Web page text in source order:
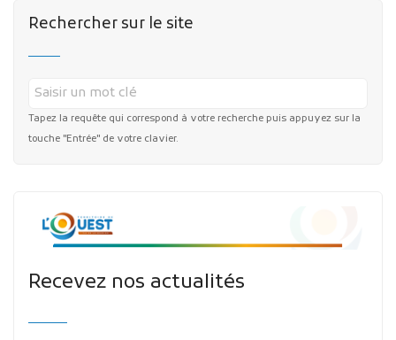
Rechercher sur le site
Tapez la requête qui correspond à votre recherche puis appuyez sur la
touche "Entrée" de votre clavier.
Recevez nos actualités